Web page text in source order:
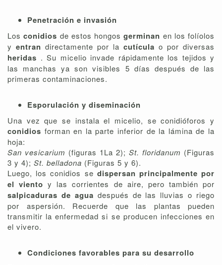
Penetración e invasión
Losconidios de estos hongosgerminan en los folíolos
y entran directamente por la cutícula o por diversas
heridas . Su micelio invade rápidamente los tejidos y
las manchas ya son visibles 5 días después de las
primeras contaminaciones.
Esporulación y diseminación
Una vez que se instala el micelio, se conidióforos y
conidios forman en la parte inferior de la lámina de la
hoja:
San vesicarium (figuras 1La 2); St. floridanum (Figuras
3 y 4); St. belladona (Figuras 5 y 6).
Luego, los conidios se dispersan principalmente por
el vientoy las corrientes de aire, pero también por
salpicaduras de agua después de las lluvias o riego
por aspersión. Recuerde que las plantas pueden
transmitir la enfermedad si se producen infecciones en
el vivero.
Condiciones favorables para su desarrollo